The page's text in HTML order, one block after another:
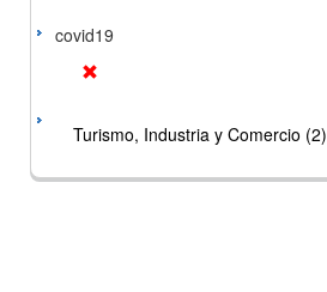
covid19
Turismo, Industria y Comercio (2)